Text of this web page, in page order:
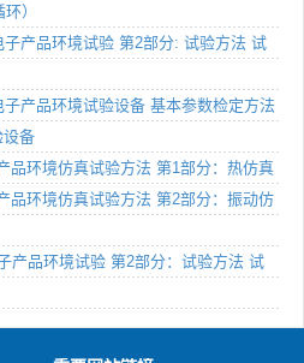
）
产品环境试验 第2部分: 试验方法 试
产品环境试验设备 基本参数检定方法
设备
品环境仿真试验方法 第1部分：热仿真
品环境仿真试验方法 第2部分：振动仿
产品环境试验 第2部分：试验方法 试